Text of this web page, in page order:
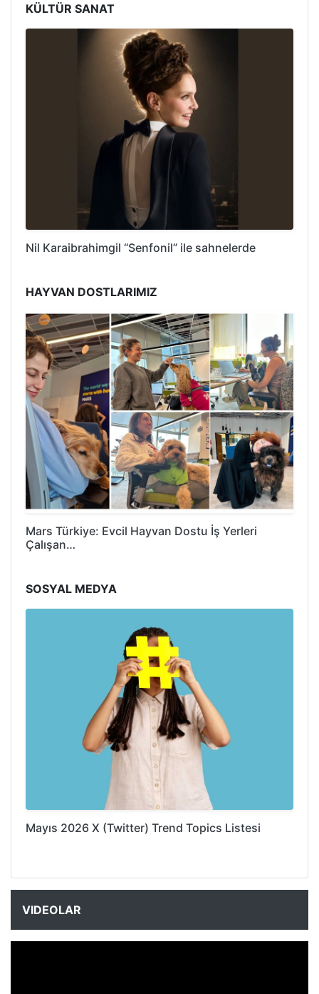
KÜLTÜR SANAT
Nil Karaibrahimgil “Senfonil” ile sahnelerde
HAYVAN DOSTLARIMIZ
Mars Türkiye: Evcil Hayvan Dostu İş Yerleri
Çalışan…
SOSYAL MEDYA
Mayıs 2026 X (Twitter) Trend Topics Listesi
VIDEOLAR